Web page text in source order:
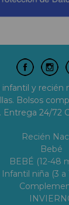
infantil y recién
Bolsos
Entrega 24/72
Recién
Bebé
BEBÉ (12-48
Infantil niña (3 a